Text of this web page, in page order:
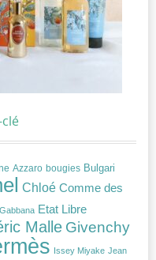
Azzaro bougies Bulgari
Chloé Comme des
Etat Libre
Malle Givenchy
Issey Miyake Jean